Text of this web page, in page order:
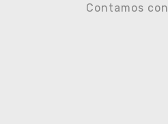
Contamos con